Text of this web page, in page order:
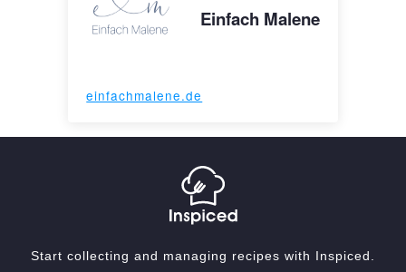
Einfach Malene
einfachmalene.de
Start collecting and managing recipes with Inspiced.